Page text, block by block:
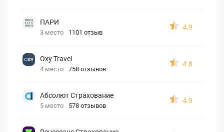
ПАРИ
3 место 1101 отзыв
4.9
Oxy Travel
4 место 758 отзывов
4.8
Абсолют Страхование
5 место 578 отзывов
4.9